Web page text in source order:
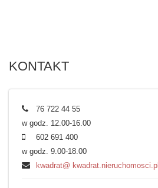
KONTAKT
76 722 44 55
w godz. 12.00-16.00
602 691 400
w godz. 9.00-18.00
kwadrat@ kwadrat.nieruchomosci.pl